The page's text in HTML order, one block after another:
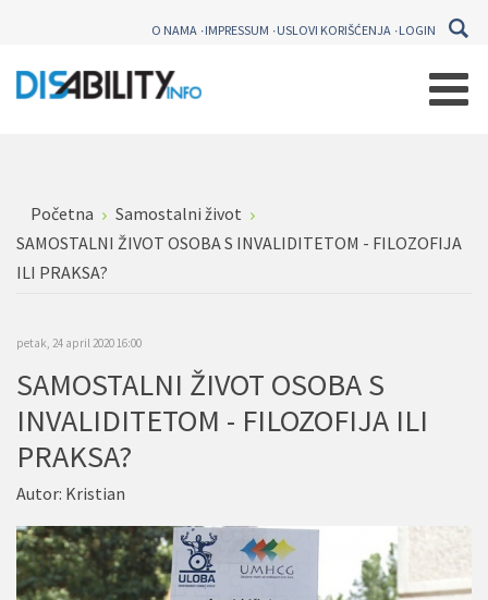
O NAMA IMPRESSUM USLOVI KORIŠĆENJA LOGIN
Početna
Samostalni život
SAMOSTALNI ŽIVOT OSOBA S INVALIDITETOM - FILOZOFIJA
ILI PRAKSA?
petak, 24 april 2020 16:00
SAMOSTALNI ŽIVOT OSOBA S
INVALIDITETOM - FILOZOFIJA ILI
PRAKSA?
Autor: Kristian